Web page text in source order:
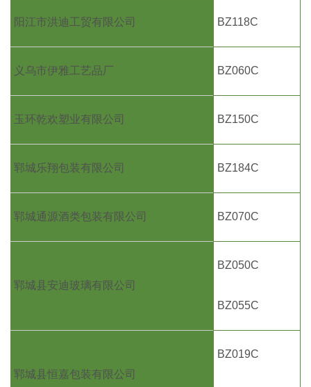
阳江市洪迪工贸有限公司 BZ118C
义乌市伊雅工艺品厂 BZ060C
玉环乾欢塑业有限公司 BZ150C
郓城乐翔包装有限公司 BZ184C
郓城通源酒类包装有限公司 BZ070C
郓城县安迪玻璃有限公司
BZ050C
BZ055C
郓城县恒嘉包装有限公司
BZ019C